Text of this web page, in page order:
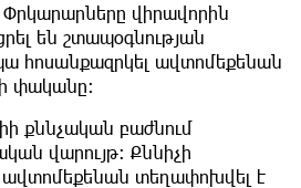
վիրավորին
են շտապօգնության
հոսանքազրկել ավտոմեքենան
փականը։
քննչական բաժնում
վարույթ։ Քննիչի
տեղափոխվել է